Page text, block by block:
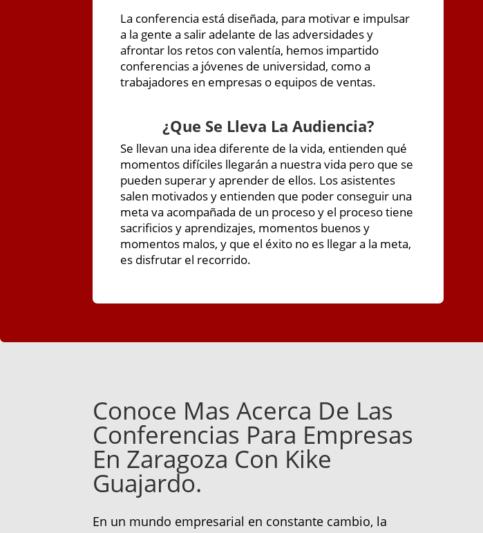
La conferencia está diseñada, para motivar e impulsar
a la gente a salir adelante de las adversidades y
afrontar los retos con valentía, hemos impartido
conferencias a jóvenes de universidad, como a
trabajadores en empresas o equipos de ventas.
¿Que Se Lleva La Audiencia?
Se llevan una idea diferente de la vida, entienden qué
momentos difíciles llegarán a nuestra vida pero que se
pueden superar y aprender de ellos. Los asistentes
salen motivados y entienden que poder conseguir una
meta va acompañada de un proceso y el proceso tiene
sacrificios y aprendizajes, momentos buenos y
momentos malos, y que el éxito no es llegar a la meta,
es disfrutar el recorrido.
Conoce Mas Acerca De Las
Conferencias Para Empresas
En Zaragoza Con Kike
Guajardo.
En un mundo empresarial en constante cambio, la